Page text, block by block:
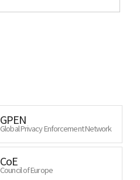
GPEN
Global Privacy Enforcement Network
CoE
Council of Europe